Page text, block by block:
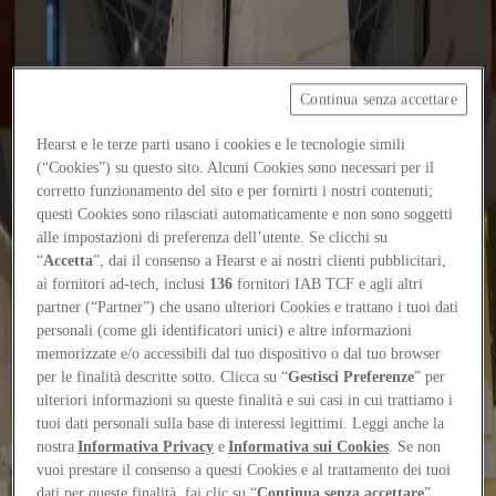
Contatti
Log in
Home
Tags
#davidefabiocolaci
#davidefabiocolaci
Events
Hearst e le terze parti usano i cookies e le tecnologie simili
(“Cookies”) su questo sito. Alcuni Cookies sono necessari per il
corretto funzionamento del sito e per fornirti i nostri contenuti;
questi Cookies sono rilasciati automaticamente e non sono soggetti
alle impostazioni di preferenza dell’utente. Se clicchi su
“Accetta”, dai il consenso a Hearst e ai nostri clienti pubblicitari,
ai fornitori ad-tech, inclusi 136 fornitori IAB TCF e agli altri
partner (“Partner”) che usano ulteriori Cookies e trattano i tuoi dati
personali (come gli identificatori unici) e altre informazioni
memorizzate e/o accessibili dal tuo dispositivo o dal tuo browser
per le finalità descritte sotto. Clicca su “Gestisci Preferenze” per
ulteriori informazioni su queste finalità e sui casi in cui trattiamo i
tuoi dati personali sulla base di interessi legittimi. Leggi anche la
nostraInformativa Privacy eInformativa sui Cookies. Se non
vuoi prestare il consenso a questi Cookies e al trattamento dei tuoi
Continua senza accettare